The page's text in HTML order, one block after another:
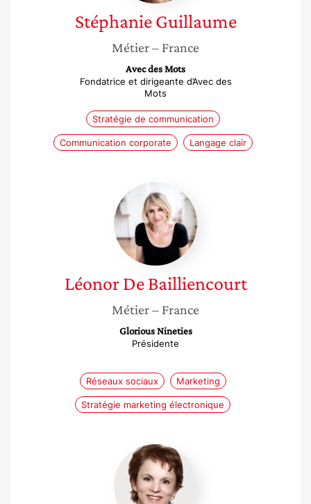
Stéphanie Guillaume
Métier– France
Avec des Mots
Fondatrice et dirigeante d’Avec des
Mots
Stratégie de communication
Communication corporate Langage clair
Léonor
De
Bailliencourt
Léonor De Bailliencourt
Métier– France
Glorious Nineties
Présidente
Réseaux sociaux Marketing
Stratégie marketing électronique
Sarah
Gaillard-
chérif